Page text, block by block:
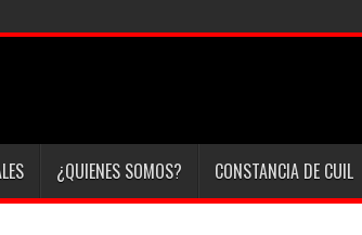
¿QUIENES SOMOS? CONSTANCIA DE CUIL